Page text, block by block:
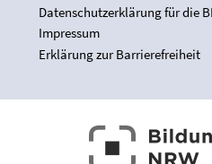
Datenschutzerklärung für die
Impressum
Erklärung zur Barrierefreiheit